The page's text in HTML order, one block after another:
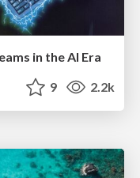
in the AI Era
9 2.2k